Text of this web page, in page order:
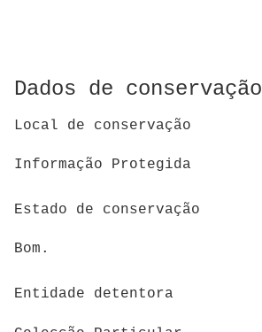
Dados de conservação
Local de conservação
Informação Protegida
Estado de conservação
Bom.
Entidade detentora